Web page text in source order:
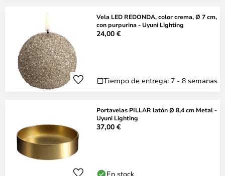
Vela LED REDONDA, color crema, Ø 7 cm,
con purpurina - Uyuni Lighting
24,00 €
Tiempo de entrega: 7 - 8 semanas
Portavelas PILLAR latón Ø 8,4 cm Metal -
Uyuni Lighting
37,00 €
En stock